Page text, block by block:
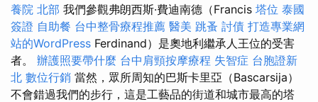
養院 北部 我們參觀弗朗西斯·費迪南德（Francis 塔位 泰國
簽證 自助餐 台中整骨療程推薦 醫美 跳蚤 討債 打造專業網
站的WordPress Ferdinand）是奧地利繼承人王位的受害
者。 辦護照要帶什麼 台中肩頸按摩療程 失智症 台胞證新
北 數位行銷 當然，眾所周知的巴斯卡里亞（Bascarsija）
不會錯過我們的步行，這是工藝品的街道和城市最高的塔